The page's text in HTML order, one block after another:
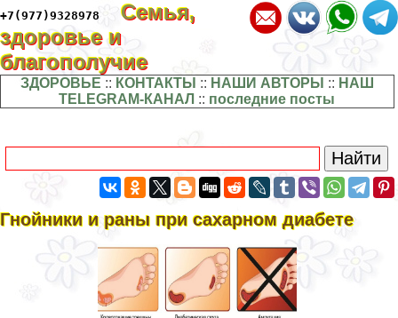
+7(977)9328978
Семья,
здоровье и
благополучие
ЗДОРОВЬЕ :: КОНТАКТЫ :: НАШИ АВТОРЫ :: НАШ
TELEGRAM-КАНАЛ :: последние посты
Гнойники и раны при сахарном диабете